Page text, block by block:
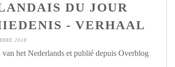
DU JOUR
- VERHAAL
2018
het Nederlands et publié depuis Overblog